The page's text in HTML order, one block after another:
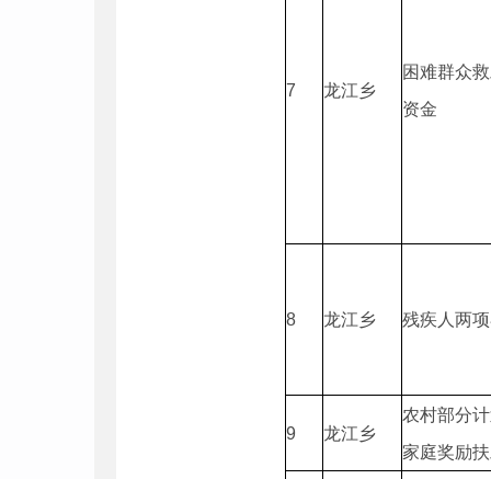
7 龙江乡
困难群众
资金
8 龙江乡 残疾人两
9 龙江乡
农村部分
家庭奖励